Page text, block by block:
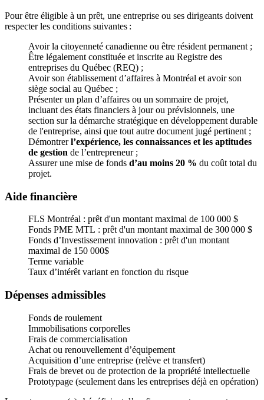
Pour être éligible à un prêt, une entreprise ou ses dirigeants doivent
respecter les conditions suivantes :
Avoir la citoyenneté canadienne ou être résident permanent ;
Être légalement constituée et inscrite au Registre des
entreprises du Québec (REQ) ;
Avoir son établissement d’affaires à Montréal et avoir son
siège social au Québec ;
Présenter un plan d’affaires ou un sommaire de projet,
incluant des états financiers à jour ou prévisionnels, une
section sur la démarche stratégique en développement durable
de l'entreprise, ainsi que tout autre document jugé pertinent ;
Démontrerl’expérience, les connaissances et les aptitudes
de gestion de l’entrepreneur ;
Assurer une mise de fonds d’au moins 20 % du coût total du
projet.
Aide financière
FLS Montréal : prêt d'un montant maximal de 100 000 $
Fonds PME MTL : prêt d'un montant maximal de 300 000 $
Fonds d’Investissement innovation : prêt d'un montant
maximal de 150 000$
Terme variable
Taux d’intérêt variant en fonction du risque
Dépenses admissibles
Fonds de roulement
Immobilisations corporelles
Frais de commercialisation
Achat ou renouvellement d’équipement
Acquisition d’une entreprise (relève et transfert)
Frais de brevet ou de protection de la propriété intellectuelle
Prototypage (seulement dans les entreprises déjà en opération)